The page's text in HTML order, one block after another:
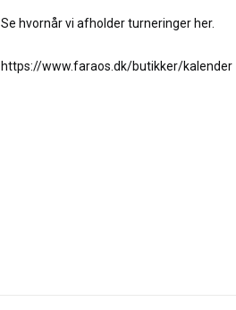
Se hvornår vi afholder turneringer her.
https://www.faraos.dk/butikker/kalender